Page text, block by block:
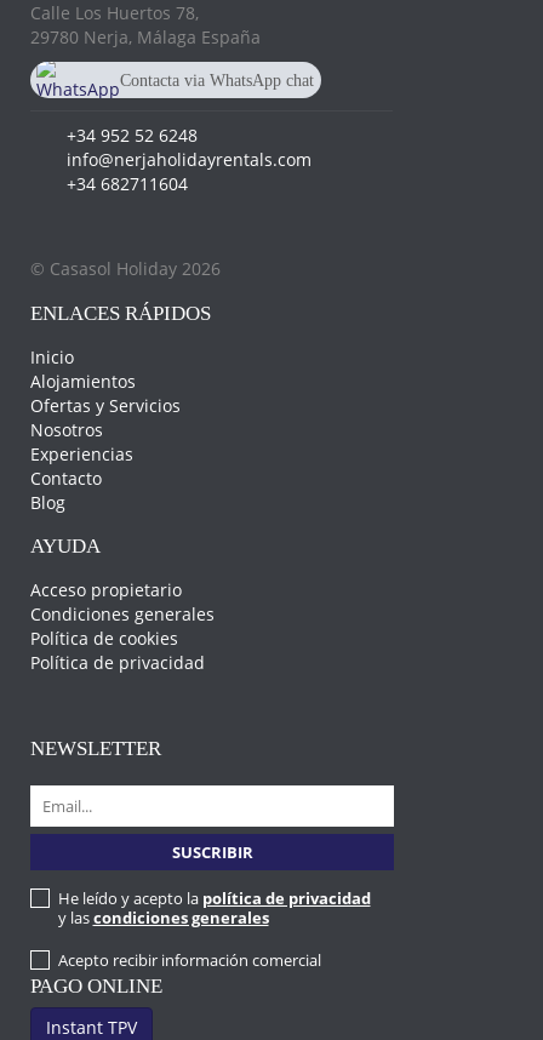
Calle Los Huertos 78,
29780 Nerja, Málaga España
Contacta via WhatsApp chat
+34 952 52 6248
info@nerjaholidayrentals.com
+34 682711604
© Casasol Holiday 2026
ENLACES RÁPIDOS
Inicio
Alojamientos
Ofertas y Servicios
Nosotros
Experiencias
Contacto
Blog
AYUDA
Acceso propietario
Condiciones generales
Política de cookies
Política de privacidad
NEWSLETTER
He leído y acepto la política de privacidad
y lascondiciones generales
Acepto recibir información comercial
PAGO ONLINE
Instant TPV